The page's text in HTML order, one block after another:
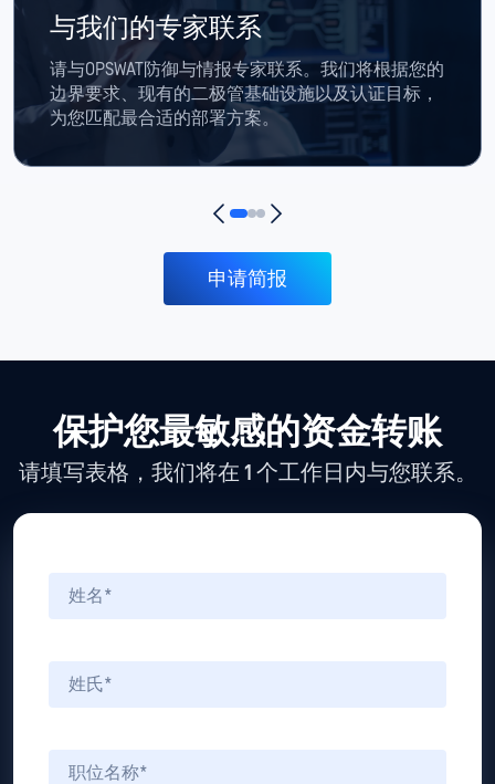
与我们的专家联系
请与OPSWAT防御与情报专家联系。我们将根据您的
边界要求、现有的二极管基础设施以及认证目标，
为您匹配最合适的部署方案。
申请简报
保护您最敏感的资金转账
请填写表格，我们将在 1 个工作日内与您联系。